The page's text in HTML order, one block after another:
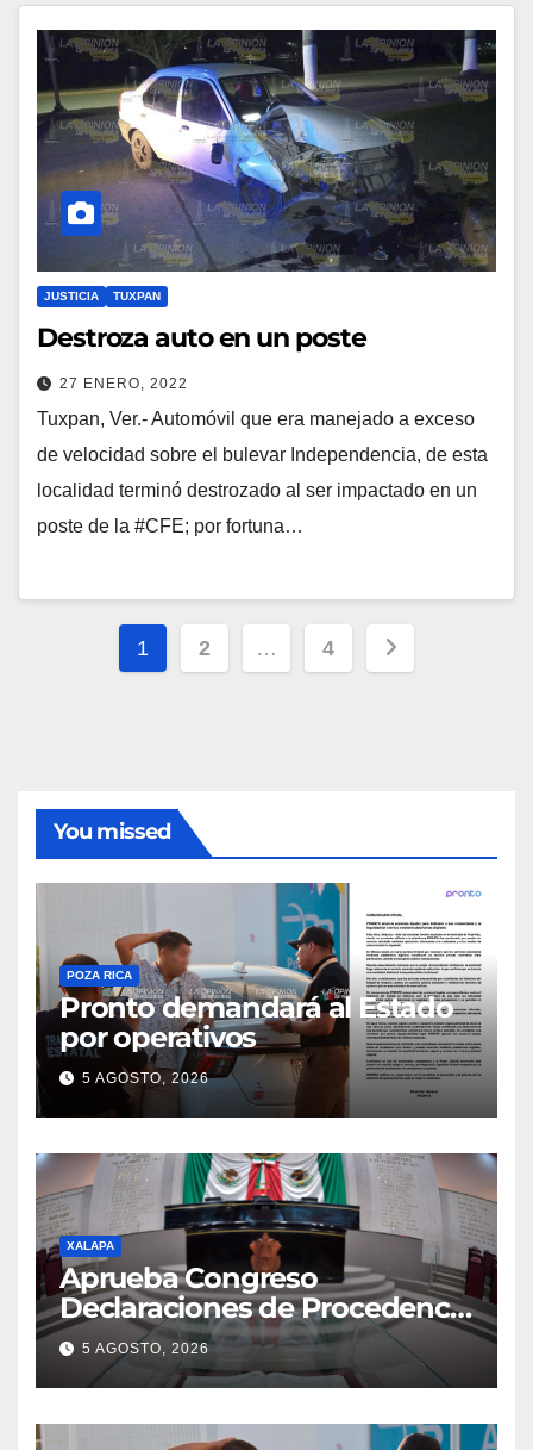
JUSTICIA TUXPAN
Destroza auto en un poste
27 ENERO, 2022
Tuxpan, Ver.- Automóvil que era manejado a exceso
de velocidad sobre el bulevar Independencia, de esta
localidad terminó destrozado al ser impactado en un
poste de la #CFE; por fortuna…
Paginación
1 2 … 4
You missed
POZA RICA
Pronto demandará al Estado
por operativos
5 AGOSTO, 2026
XALAPA
Aprueba Congreso
Declaraciones de Procedencia
en contra de dos munícipes
5 AGOSTO, 2026